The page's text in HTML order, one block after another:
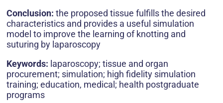
Conclusion: the proposed tissue fulfills the desired
characteristics and provides a useful simulation
model to improve the learning of knotting and
suturing by laparoscopy
Keywords: laparoscopy; tissue and organ
procurement; simulation; high fidelity simulation
training; education, medical; health postgraduate
programs